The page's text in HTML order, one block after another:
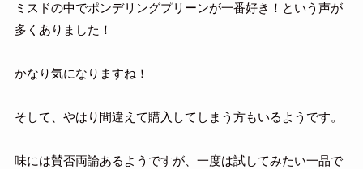
ミスドの中でポンデリングプリーンが一番好き！という声が
多くありました！
かなり気になりますね！
そして、やはり間違えて購入してしまう方もいるようです。
味には賛否両論あるようですが、一度は試してみたい一品で